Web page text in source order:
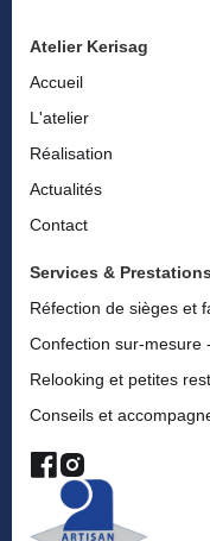
Atelier Kerisag
Accueil
L'atelier
Réalisation
Actualités
Contact
Services & Prestations
Réfection de sièges et
Confection sur-mesure
Relooking et petites
Conseils et